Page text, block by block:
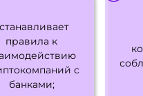
правила к
с
банками;